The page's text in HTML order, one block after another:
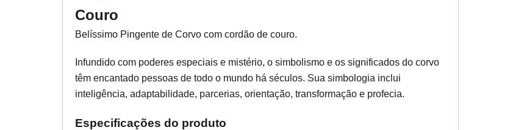
Couro
Belíssimo Pingente de Corvo com cordão de couro.
Infundido com poderes especiais e mistério, o simbolismo e os significados do corvo
têm encantado pessoas de todo o mundo há séculos. Sua simbologia inclui
inteligência, adaptabilidade, parcerias, orientação, transformação e profecia.
Especificações do produto